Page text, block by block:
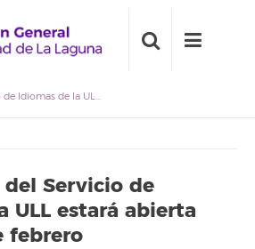
La matrícula del Servicio de Idiomas de la ULL estará abierta hasta el 3 de febrero
Servicio de
ULL estará abierta
febrero